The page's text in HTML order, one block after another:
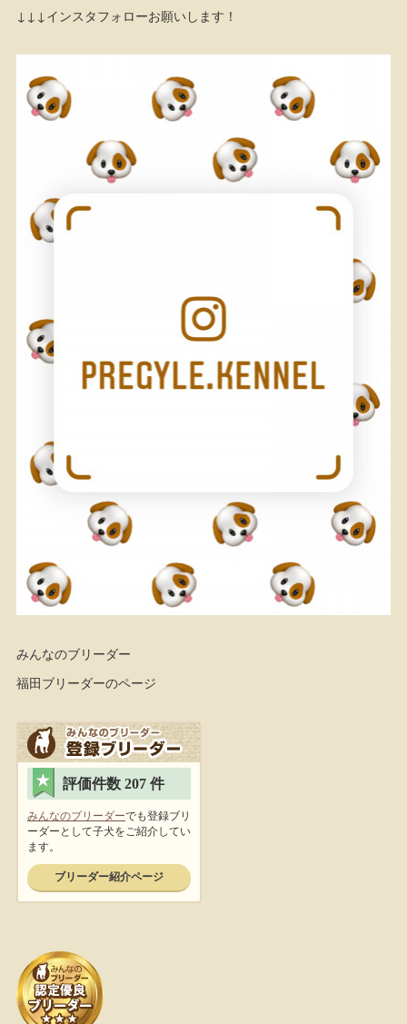
↓↓↓インスタフォローお願いします！
みんなのブリーダー
福田ブリーダーのページ